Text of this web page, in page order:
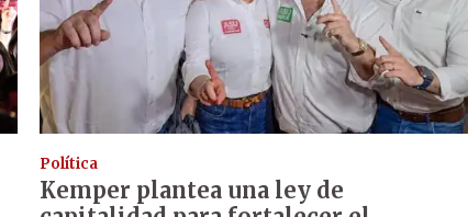
Política
Kemper plantea una ley de